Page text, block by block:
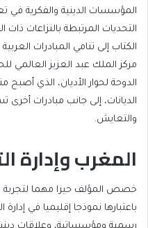
items
المؤسسات الدينية والفكرية في
التحديات المرتبطة بالنزاعات ذات
الكتاب إلى تنامي المبادرات
مركز الملك عبد العزيز العالمي
الدوحة لحوار الأديان، الذي أصبح
الديانات، إلى جانب مبادرات
والتعايش.
المغرب وإدارة
خصص المؤلف حيزا مهما لتجربة
باعتبارها نموذجا إقليميا في